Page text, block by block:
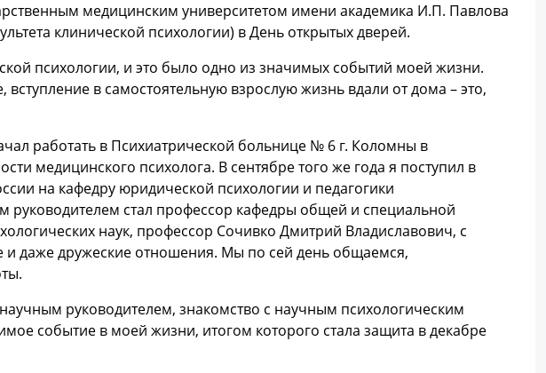
медицинским университетом имени академика И.П. Павлова
клинической психологии) в День открытых дверей.
психологии, и это было одно из значимых событий моей жизни.
вступление в самостоятельную взрослую жизнь вдали от дома – это,
работать в Психиатрической больнице № 6 г. Коломны в
медицинского психолога. В сентябре того же года я поступил в
на кафедру юридической психологии и педагогики
руководителем стал профессор кафедры общей и специальной
наук, профессор Сочивко Дмитрий Владиславович, с
и даже дружеские отношения. Мы по сей день общаемся,
руководителем, знакомство с научным психологическим
событие в моей жизни, итогом которого стала защита в декабре